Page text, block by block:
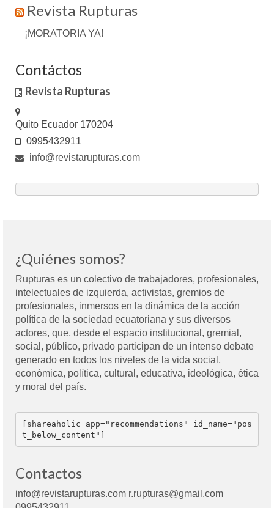
Revista Rupturas
¡MORATORIA YA!
Contáctos
Revista Rupturas
Quito Ecuador 170204
0995432911
info@revistarupturas.com
¿Quiénes somos?
Rupturas es un colectivo de trabajadores, profesionales,
intelectuales de izquierda, activistas, gremios de
profesionales, inmersos en la dinámica de la acción
política de la sociedad ecuatoriana y sus diversos
actores, que, desde el espacio institucional, gremial,
social, público, privado participan de un intenso debate
generado en todos los niveles de la vida social,
económica, política, cultural, educativa, ideológica, ética
y moral del país.
[shareaholic app="recommendations" id_name="pos
t_below_content"]
Contactos
info@revistarupturas.com r.rupturas@gmail.com